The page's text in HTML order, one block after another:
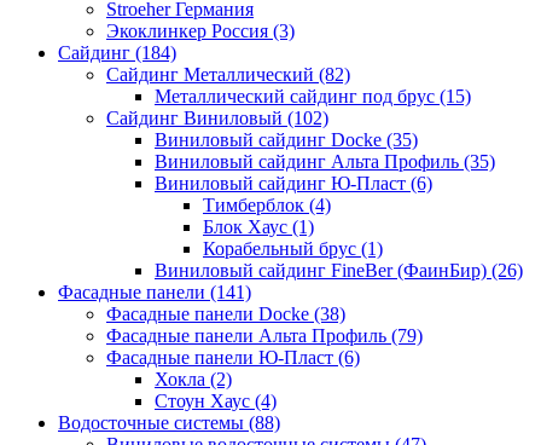
Stroeher Германия
Экоклинкер Россия (3)
Сайдинг (184)
Сайдинг Металлический (82)
Металлический сайдинг под брус (15)
Сайдинг Виниловый (102)
Виниловый сайдинг Docke (35)
Виниловый сайдинг Альта Профиль (35)
Виниловый сайдинг Ю-Пласт (6)
Тимберблок (4)
Блок Хаус (1)
Корабельный брус (1)
Виниловый сайдинг FineBer (ФаинБир) (26)
Фасадные панели (141)
Фасадные панели Docke (38)
Фасадные панели Альта Профиль (79)
Фасадные панели Ю-Пласт (6)
Хокла (2)
Стоун Хаус (4)
Водосточные системы (88)